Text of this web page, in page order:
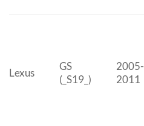
Lexus
GS
(_S19_)
2005-
2011